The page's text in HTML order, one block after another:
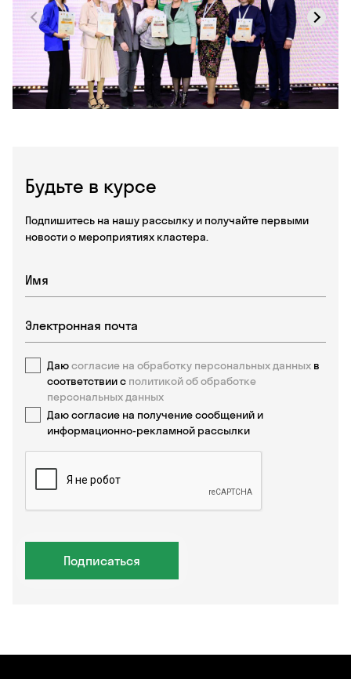
Будьте в курсе
Подпишитесь на нашу рассылку и получайте первыми
новости о мероприятиях кластера.
Даюсогласие на обработку персональных данных в
соответствии с политикой об обработке
персональных данных
Даю согласие на получение сообщений и
информационно-рекламной рассылки
Подписаться